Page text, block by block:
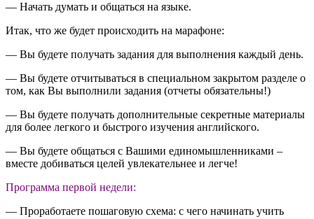
— Начать думать и общаться на языке.
Итак, что же будет происходить на марафоне:
— Вы будете получать задания для выполнения каждый день.
— Вы будете отчитываться в специальном закрытом разделе о
том, как Вы выполнили задания (отчеты обязательны!)
— Вы будете получать дополнительные секретные материалы
для более легкого и быстрого изучения английского.
— Вы будете общаться с Вашими единомышленниками –
вместе добиваться целей увлекательнее и легче!
Программа первой недели:
— Проработаете пошаговую схема: с чего начинать учить